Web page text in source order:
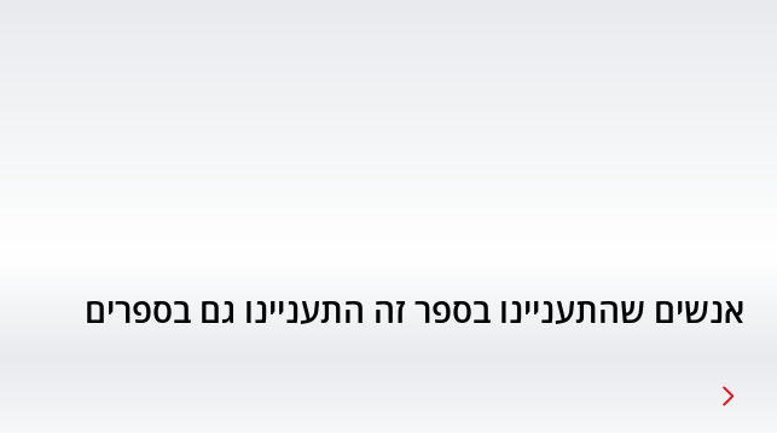
אנשים שהתעניינו בספר זה התעניינו גם בספרים